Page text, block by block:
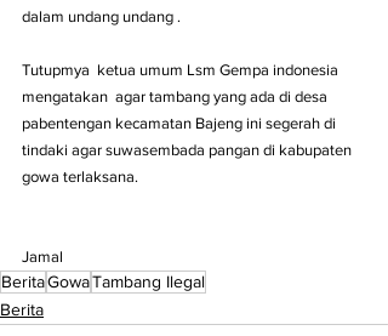
dalam undang undang .
Tutupmya  ketua umum Lsm Gempa indonesia
mengatakan  agar tambang yang ada di desa
pabentengan kecamatan Bajeng ini segerah di
tindaki agar suwasembada pangan di kabupaten
gowa terlaksana.
Jamal
BeritaGowaTambang Ilegal
Berita